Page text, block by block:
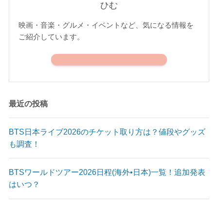
ひむ
映画・音楽・グルメ・イベントなど、気になる情報を
ご紹介しています。
最近の投稿
BTS日本ライブ2026のチケット取り方は？値段やグッズ
も調査！
BTSワールドツアー2026日程(海外•日本)一覧！追加発表
はいつ？